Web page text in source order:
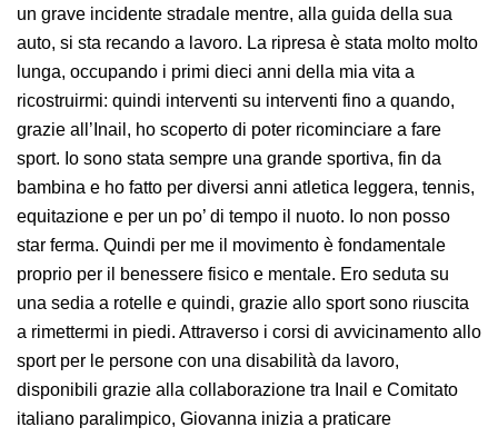
un grave incidente stradale mentre, alla guida della sua
auto, si sta recando a lavoro. La ripresa è stata molto molto
lunga, occupando i primi dieci anni della mia vita a
ricostruirmi: quindi interventi su interventi fino a quando,
grazie all’Inail, ho scoperto di poter ricominciare a fare
sport. Io sono stata sempre una grande sportiva, fin da
bambina e ho fatto per diversi anni atletica leggera, tennis,
equitazione e per un po’ di tempo il nuoto. Io non posso
star ferma. Quindi per me il movimento è fondamentale
proprio per il benessere fisico e mentale. Ero seduta su
una sedia a rotelle e quindi, grazie allo sport sono riuscita
a rimettermi in piedi. Attraverso i corsi di avvicinamento allo
sport per le persone con una disabilità da lavoro,
disponibili grazie alla collaborazione tra Inail e Comitato
italiano paralimpico, Giovanna inizia a praticare